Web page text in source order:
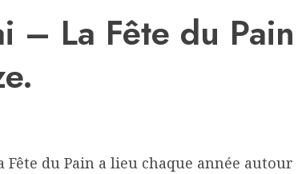
– La Fête du Pain
Fête du Pain a lieu chaque année autour